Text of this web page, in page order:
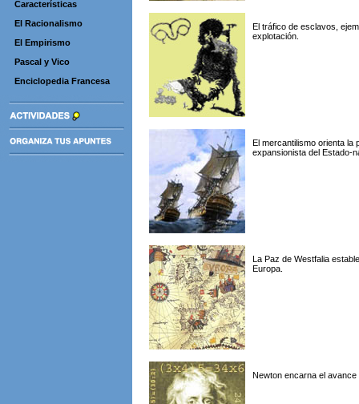
Características
El Racionalismo
El Empirismo
Pascal y Vico
Enciclopedia Francesa
El tráfico de esclavos,
explotación.
El mercantilismo orienta la
expansionista del Estado-
La Paz de Westfalia
Europa.
Newton encarna el